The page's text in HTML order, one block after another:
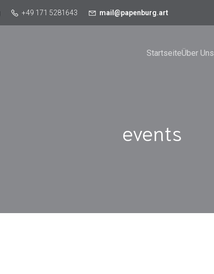
+49 171 5281643 mail@papenburg.art
StartseiteÜber Uns
events